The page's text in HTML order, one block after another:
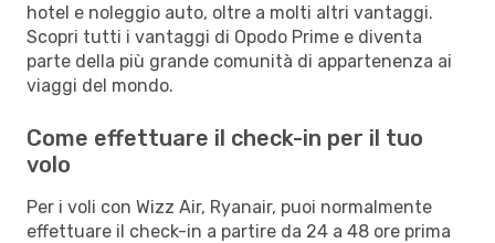
hotel e noleggio auto, oltre a molti altri vantaggi.
Scopri tutti i vantaggi di Opodo Prime e diventa
parte della più grande comunità di appartenenza ai
viaggi del mondo.
Come effettuare il check-in per il tuo
volo
Per i voli con Wizz Air, Ryanair, puoi normalmente
effettuare il check-in a partire da 24 a 48 ore prima